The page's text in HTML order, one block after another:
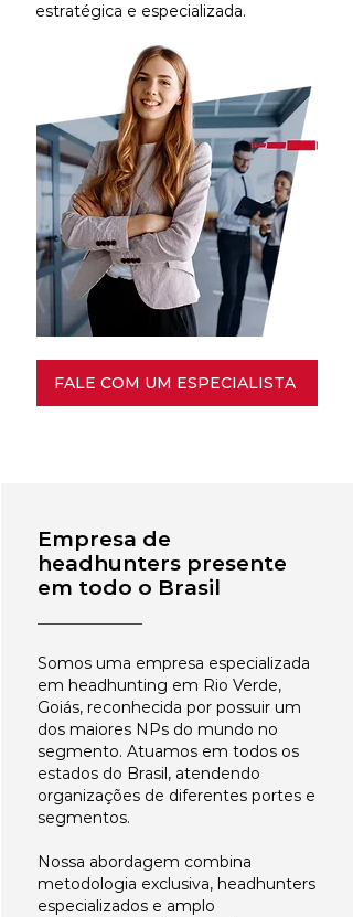
estratégica e especializada.
FALE COM UM ESPECIALISTA
Empresa de
headhunters presente
em todo o Brasil
Somos uma empresa especializada
em headhunting em Rio Verde,
Goiás, reconhecida por possuir um
dos maiores NPs do mundo no
segmento. Atuamos em todos os
estados do Brasil, atendendo
organizações de diferentes portes e
segmentos.
Nossa abordagem combina
metodologia exclusiva, headhunters
especializados e amplo